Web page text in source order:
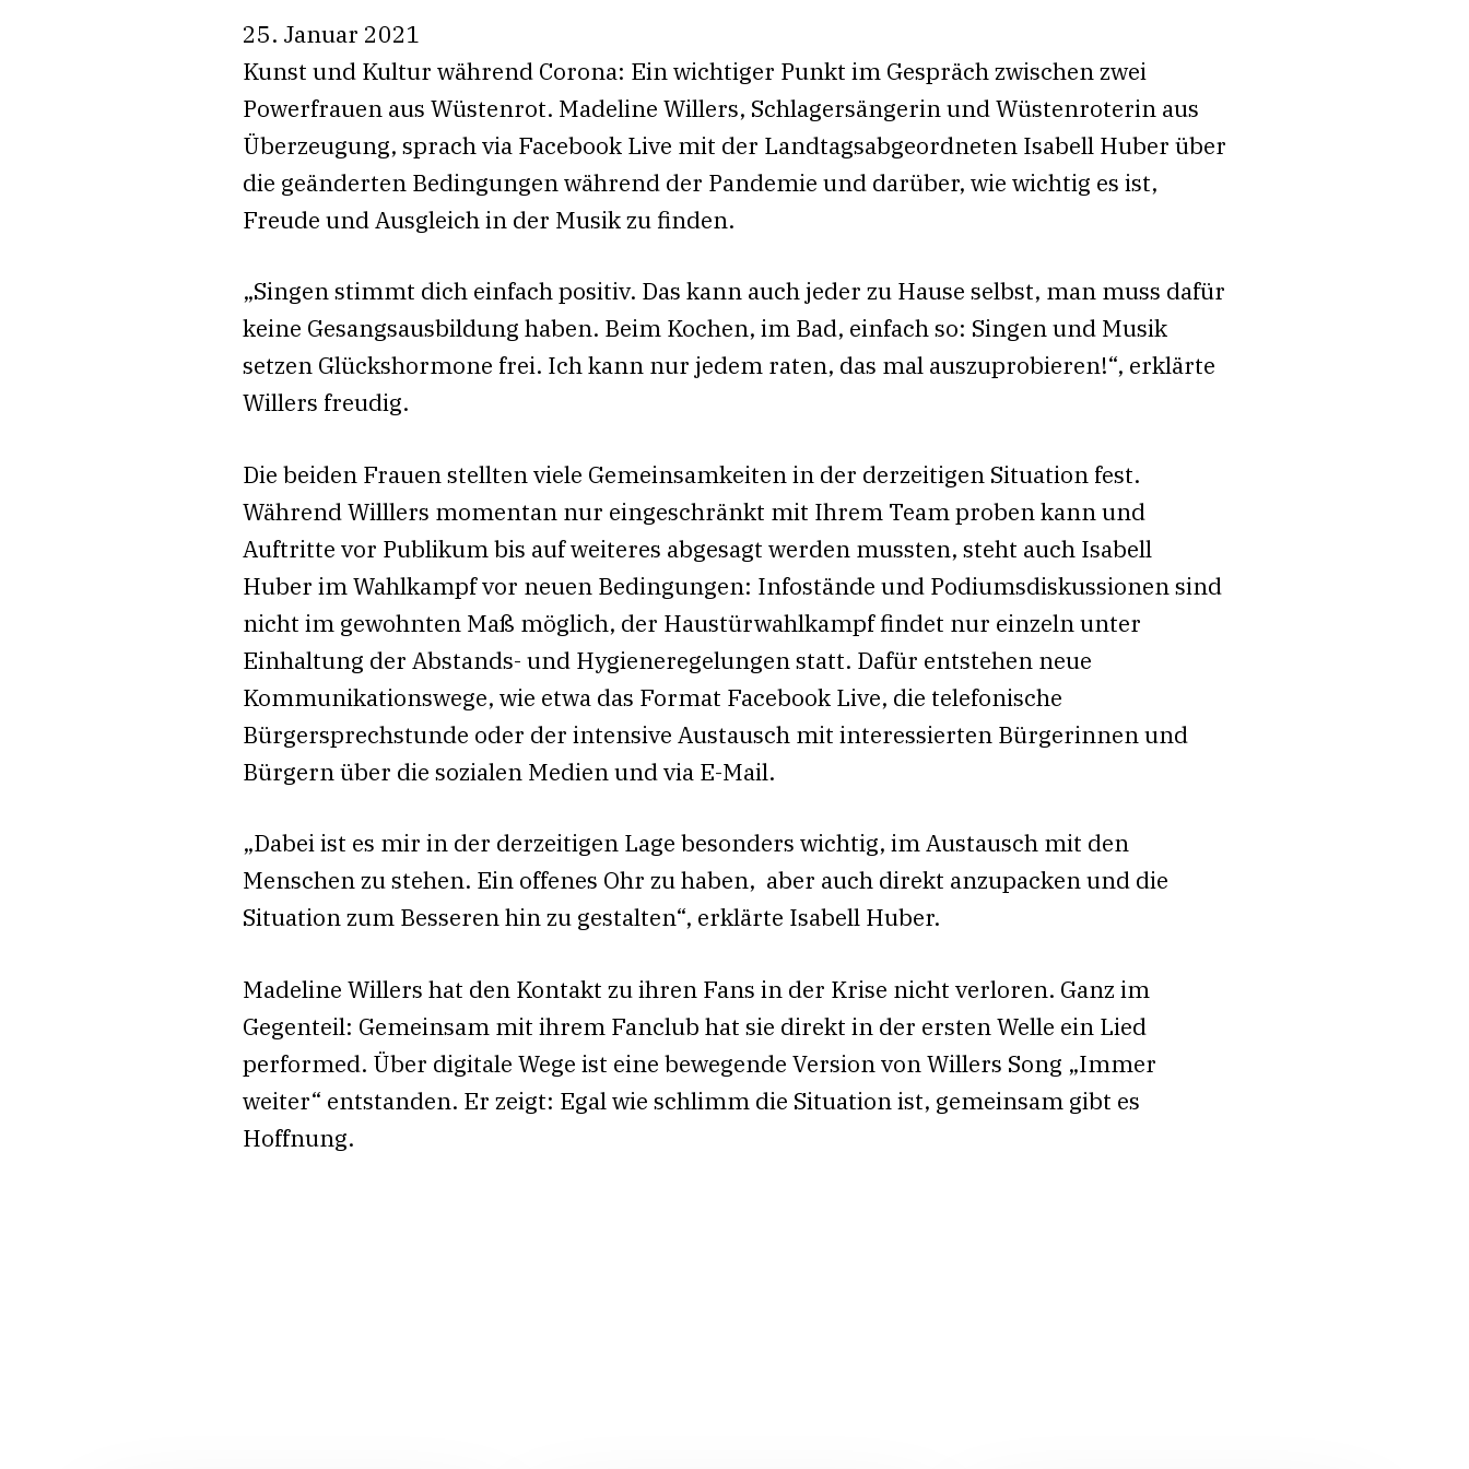
25. Januar 2021
Kunst und Kultur während Corona: Ein wichtiger Punkt im Gespräch zwischen zwei
Powerfrauen aus Wüstenrot. Madeline Willers, Schlagersängerin und Wüstenroterin aus
Überzeugung, sprach via Facebook Live mit der Landtagsabgeordneten Isabell Huber über
die geänderten Bedingungen während der Pandemie und darüber, wie wichtig es ist,
Freude und Ausgleich in der Musik zu finden.
„Singen stimmt dich einfach positiv. Das kann auch jeder zu Hause selbst, man muss dafür
keine Gesangsausbildung haben. Beim Kochen, im Bad, einfach so: Singen und Musik
setzen Glückshormone frei. Ich kann nur jedem raten, das mal auszuprobieren!“, erklärte
Willers freudig.
Die beiden Frauen stellten viele Gemeinsamkeiten in der derzeitigen Situation fest.
Während Willlers momentan nur eingeschränkt mit Ihrem Team proben kann und
Auftritte vor Publikum bis auf weiteres abgesagt werden mussten, steht auch Isabell
Huber im Wahlkampf vor neuen Bedingungen: Infostände und Podiumsdiskussionen sind
nicht im gewohnten Maß möglich, der Haustürwahlkampf findet nur einzeln unter
Einhaltung der Abstands- und Hygieneregelungen statt. Dafür entstehen neue
Kommunikationswege, wie etwa das Format Facebook Live, die telefonische
Bürgersprechstunde oder der intensive Austausch mit interessierten Bürgerinnen und
Bürgern über die sozialen Medien und via E-Mail.
„Dabei ist es mir in der derzeitigen Lage besonders wichtig, im Austausch mit den
Menschen zu stehen. Ein offenes Ohr zu haben, aber auch direkt anzupacken und die
Situation zum Besseren hin zu gestalten“, erklärte Isabell Huber.
Madeline Willers hat den Kontakt zu ihren Fans in der Krise nicht verloren. Ganz im
Gegenteil: Gemeinsam mit ihrem Fanclub hat sie direkt in der ersten Welle ein Lied
performed. Über digitale Wege ist eine bewegende Version von Willers Song „Immer
weiter“ entstanden. Er zeigt: Egal wie schlimm die Situation ist, gemeinsam gibt es
Hoffnung.